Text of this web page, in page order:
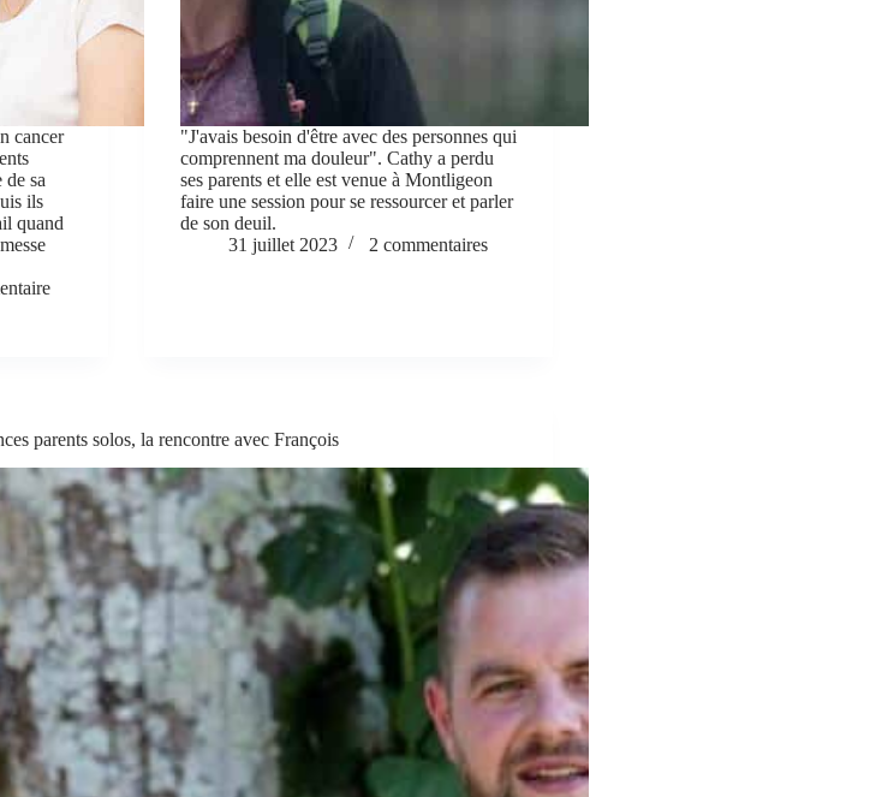
cancer
de sa
ils
quand
"J'avais besoin d'être avec des personnes qui
comprennent ma douleur". Cathy a perdu
ses parents et elle est venue à Montligeon
faire une session pour se ressourcer et parler
de son deuil.
31 juillet 2023
2 commentaires
parents solos, la rencontre avec François